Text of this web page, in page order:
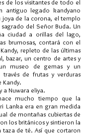
de los visitantes de todo el
antiguo legado kandyano
joya de la corona, el templo
del Señor Buda. Un
ciudad a orillas del lago,
brumosas, contará con el
repleto de las últimas
bazar, un centro de artes y
museo de gemas y un
de frutas y verduras
Kandy.
a Nuwara eliya.
mucho tiempo que la
Lanka era en gran medida
de montañas cubiertas de
los británicos y sintieron la
taza de té. Así que cortaron